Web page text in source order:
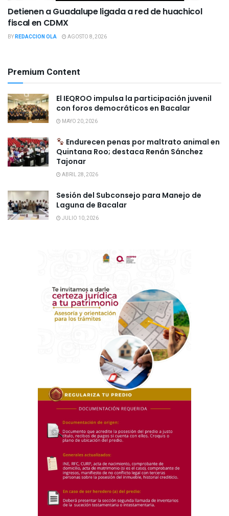
Detienen a Guadalupe ligada a red de huachicol
fiscal en CDMX
BYREDACCION OLA AGOSTO 8, 2026
Premium Content
El IEQROO impulsa la participación juvenil
con foros democráticos en Bacalar
MAYO 20, 2026
Endurecen penas por maltrato animal en
Quintana Roo; destaca Renán Sánchez
Tajonar
ABRIL 28, 2026
Sesión del Subconsejo para Manejo de
Laguna de Bacalar
JULIO 10, 2026